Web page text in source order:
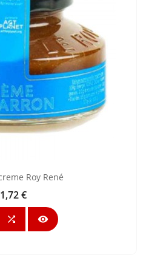
Roy René
Preis
€
 